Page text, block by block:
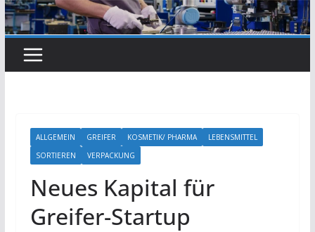
ALLGEMEIN GREIFER KOSMETIK/ PHARMA
LEBENSMITTEL
SORTIEREN
VERPACKUNG
Neues Kapital für
Greifer-Startup